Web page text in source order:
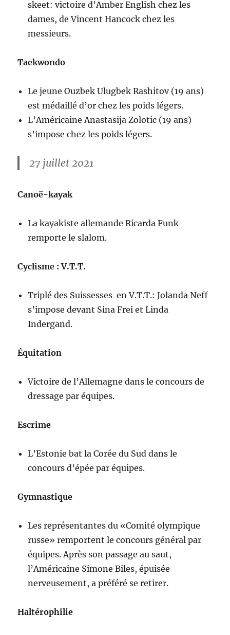
skeet: victoire d’Amber English chez les
dames, de Vincent Hancock chez les
messieurs.
Taekwondo
Le jeune Ouzbek Ulugbek Rashitov (19 ans)
est médaillé d’or chez les poids légers.
L’Américaine Anastasija Zolotic (19 ans)
s’impose chez les poids légers.
27 juillet 2021
Canoë-kayak
La kayakiste allemande Ricarda Funk
remporte le slalom.
Cyclisme : V.T.T.
Triplé des Suissesses en V.T.T.: Jolanda Neff
s’impose devant Sina Frei et Linda
Indergand.
Équitation
Victoire de l’Allemagne dans le concours de
dressage par équipes.
Escrime
L’Estonie bat la Corée du Sud dans le
concours d’épée par équipes.
Gymnastique
Les représentantes du «Comité olympique
russe» remportent le concours général par
équipes. Après son passage au saut,
l’Américaine Simone Biles, épuisée
nerveusement, a préféré se retirer.
Haltérophilie